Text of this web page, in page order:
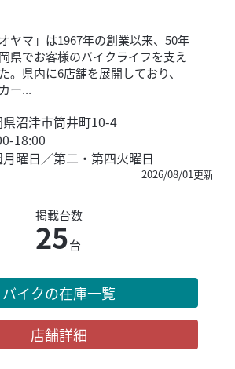
ヤマ」は1967年の創業以来、50年
県でお客様のバイクライフを支え
。県内に6店舗を展開しており、
ー...
沼津市筒井町10-4
18:00
曜日／第二・第四火曜日
2026/08/01更新
掲載台数
25台
バイクの在庫一覧
店舗詳細